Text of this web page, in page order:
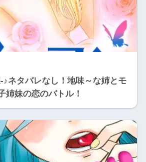
ネタバレなし！地味～な姉とモ
姉妹の恋のバトル！